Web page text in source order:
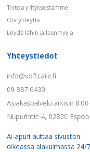
Tietoa yrityksestämme
Ota yhteyttä
Löydä lähin jälleenmyyjä
Yhteystiedot
info@softcare.fi
09 887 0430
Asiakaspalvelu arkisin
Nupurintie 4, 02820 Espoo
Ai-apuri auttaa sivuston
oikeassa alakulmassa 24/7